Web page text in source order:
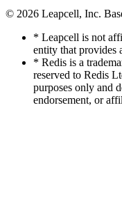
© 2026 Leapcell, Inc.
* Leapcell is not
entity that provides
* Redis is a
reserved to Redis
purposes only and
endorsement, or